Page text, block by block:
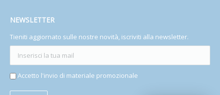
NEWSLETTER
Tieniti aggiornato sulle nostre novità, iscriviti alla newsletter.
Accetto l'invio di materiale promozionale